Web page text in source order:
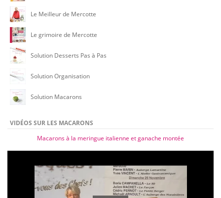
Le Meilleur de Mercotte
Le grimoire de Mercotte
Solution Desserts Pas à Pas
Solution Organisation
Solution Macarons
VIDÉOS SUR LES MACARONS
Macarons à la meringue italienne et ganache montée